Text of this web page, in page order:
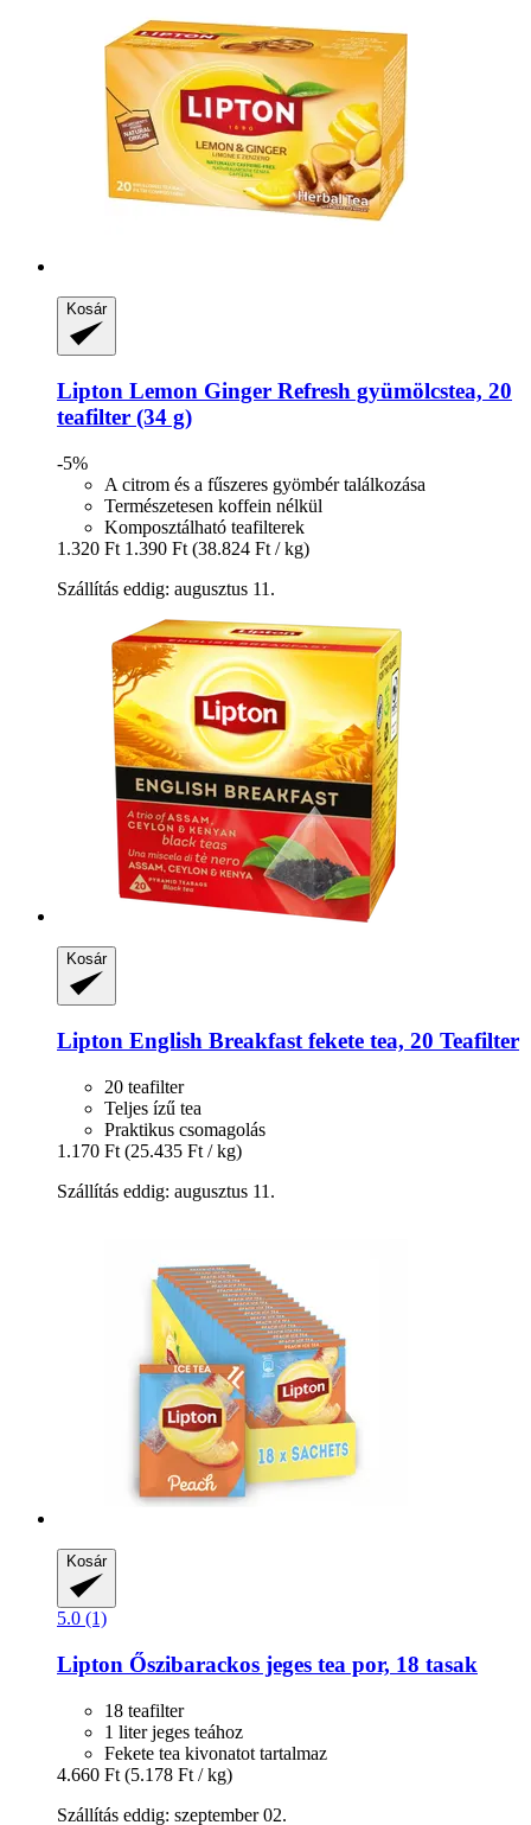
Kosár
Lipton Lemon Ginger Refresh gyümölcstea, 20
teafilter (34 g)
-5%
A citrom és a fűszeres gyömbér találkozása
Természetesen koffein nélkül
Komposztálható teafilterek
1.320 Ft 1.390 Ft (38.824 Ft / kg)
Szállítás eddig: augusztus 11.
Kosár
Lipton English Breakfast fekete tea, 20 Teafilter
20 teafilter
Teljes ízű tea
Praktikus csomagolás
1.170 Ft (25.435 Ft / kg)
Szállítás eddig: augusztus 11.
Kosár
5.0 (1)
Lipton Őszibarackos jeges tea por, 18 tasak
18 teafilter
1 liter jeges teához
Fekete tea kivonatot tartalmaz
4.660 Ft (5.178 Ft / kg)
Szállítás eddig: szeptember 02.